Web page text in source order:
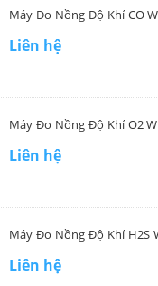
Máy Đo Nồng Độ Khí CO
Liên hệ
Máy Đo Nồng Độ Khí O2
Liên hệ
Máy Đo Nồng Độ Khí H2S
Liên hệ